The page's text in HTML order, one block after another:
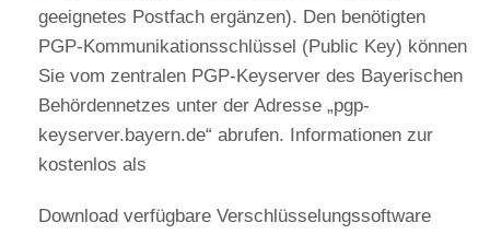
geeignetes Postfach ergänzen). Den benötigten
PGP-Kommunikationsschlüssel (Public Key) können
Sie vom zentralen PGP-Keyserver des Bayerischen
Behördennetzes unter der Adresse „pgp-
keyserver.bayern.de“ abrufen. Informationen zur
kostenlos als
Download verfügbare Verschlüsselungssoftware